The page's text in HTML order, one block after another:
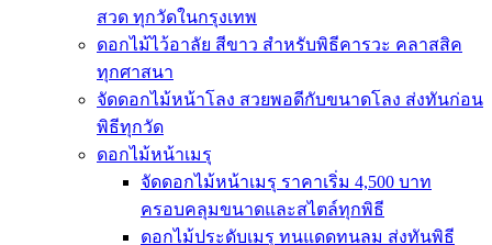
สวด ทุกวัดในกรุงเทพ
ดอกไม้ไว้อาลัย สีขาว สำหรับพิธีคารวะ คลาสสิค
ทุกศาสนา
จัดดอกไม้หน้าโลง สวยพอดีกับขนาดโลง ส่งทันก่อน
พิธีทุกวัด
ดอกไม้หน้าเมรุ
จัดดอกไม้หน้าเมรุ ราคาเริ่ม 4,500 บาท
ครอบคลุมขนาดและสไตล์ทุกพิธี
ดอกไม้ประดับเมรุ ทนแดดทนลม ส่งทันพิธี